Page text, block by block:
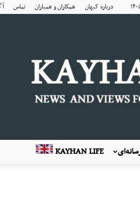
درباره کیهان همکاران و همیاران تماس
KAYHAN LIFE